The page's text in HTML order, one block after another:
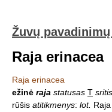
Žuvų
Raja erinacea
Raja erinacea
ežinė raja statusas T sritis
rūšis atitikmenys: lot.